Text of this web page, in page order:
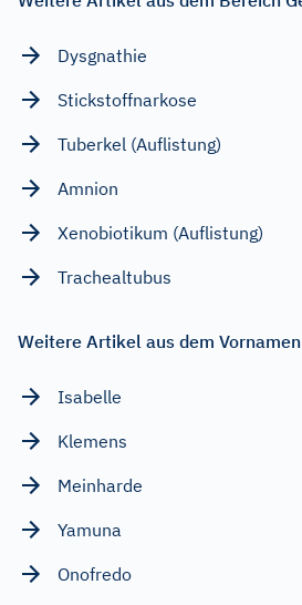
Dysgnathie
Stickstoffnarkose
Tuberkel (Auflistung)
Amnion
Xenobiotikum (Auflistung)
Trachealtubus
Weitere Artikel aus dem
Isabelle
Klemens
Meinharde
Yamuna
Onofredo